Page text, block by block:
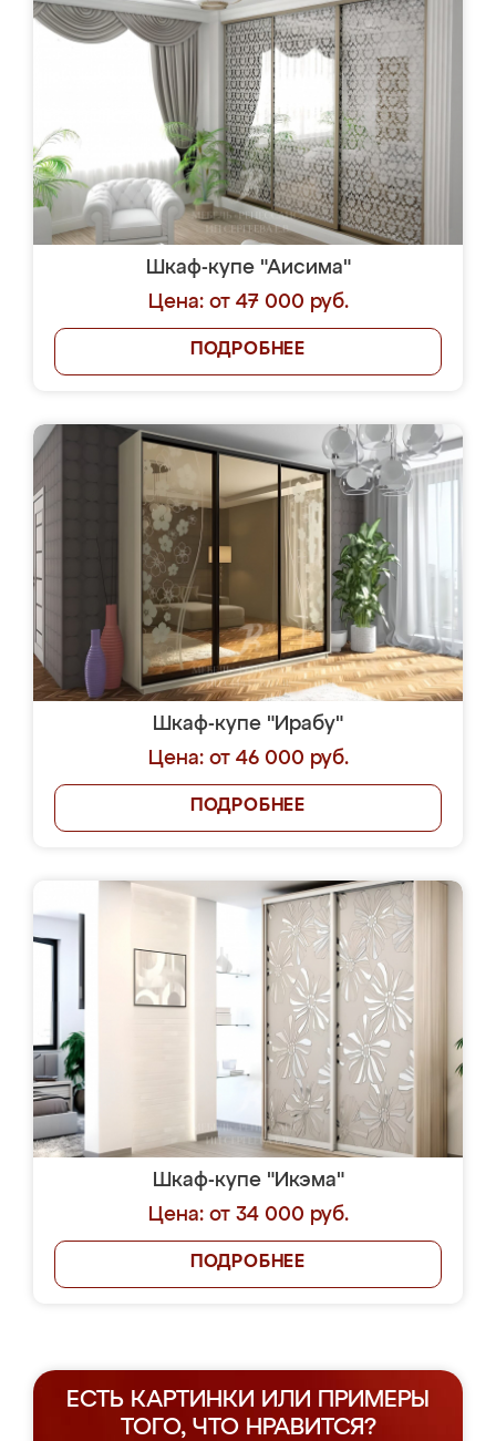
Шкаф-купе "Аисима"
Цена: от 47 000 руб.
ПОДРОБНЕЕ
Шкаф-купе "Ирабу"
Цена: от 46 000 руб.
ПОДРОБНЕЕ
Шкаф-купе "Икэма"
Цена: от 34 000 руб.
ПОДРОБНЕЕ
ЕСТЬ КАРТИНКИ ИЛИ ПРИМЕРЫ
ТОГО, ЧТО НРАВИТСЯ?